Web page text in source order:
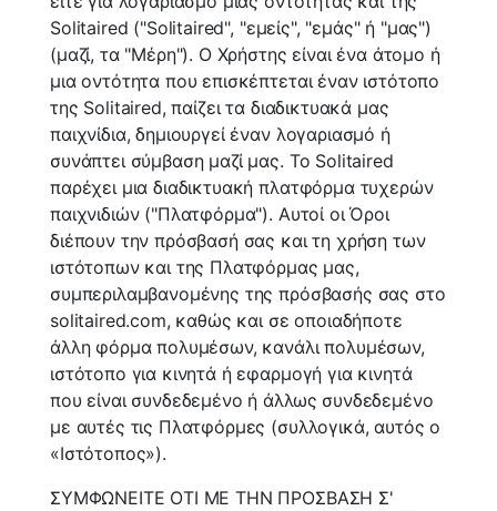
Solitaired ("Solitaired", "εμείς", "εμάς" ή "μας")
(μαζί, τα "Μέρη"). Ο Χρήστης είναι ένα άτομο ή
μια οντότητα που επισκέπτεται έναν ιστότοπο
της Solitaired, παίζει τα διαδικτυακά μας
παιχνίδια, δημιουργεί έναν λογαριασμό ή
συνάπτει σύμβαση μαζί μας. Το Solitaired
παρέχει μια διαδικτυακή πλατφόρμα τυχερών
παιχνιδιών ("Πλατφόρμα"). Αυτοί οι Όροι
διέπουν την πρόσβασή σας και τη χρήση των
ιστότοπων και της Πλατφόρμας μας,
συμπεριλαμβανομένης της πρόσβασής σας στο
solitaired.com, καθώς και σε οποιαδήποτε
άλλη φόρμα πολυμέσων, κανάλι πολυμέσων,
ιστότοπο για κινητά ή εφαρμογή για κινητά
που είναι συνδεδεμένο ή άλλως συνδεδεμένο
με αυτές τις Πλατφόρμες (συλλογικά, αυτός ο
«Ιστότοπος»).
ΣΥΜΦΩΝΕΙΤΕ ΟΤΙ ΜΕ ΤΗΝ ΠΡΟΣΒΑΣΗ Σ'